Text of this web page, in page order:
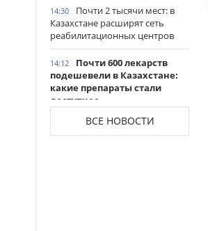
14:30
Почти 2 тысячи мест: в
Казахстане расширят сеть
реабилитационных центров
14:12
Почти 600 лекарств
подешевели в Казахстане:
какие препараты стали
доступнее
Казахстанские
таеквондисты завоевали
ВСЕ НОВОСТИ